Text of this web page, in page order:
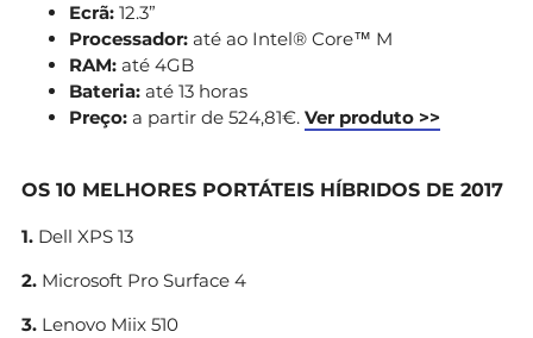
Ecrã: 12.3”
Processador: até ao Intel® Core™ M
RAM: até 4GB
Bateria: até 13 horas
Preço: a partir de 524,81€. Ver produto >>
OS 10 MELHORES PORTÁTEIS HÍBRIDOS DE 2017
1. Dell XPS 13
2. Microsoft Pro Surface 4
3. Lenovo Miix 510